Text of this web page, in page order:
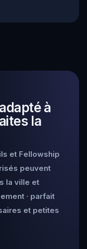
à
la
et Fellowship
peuvent
la ville et
· parfait
et petites